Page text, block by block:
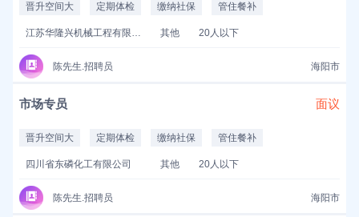
晋升空间大 定期体检 缴纳社保 管住餐补
江苏华隆兴机械工程有限公司 其他 20人以下
陈先生.招聘员 海阳市
市场专员 面议
晋升空间大 定期体检 缴纳社保 管住餐补
四川省东磷化工有限公司 其他 20人以下
陈先生.招聘员 海阳市